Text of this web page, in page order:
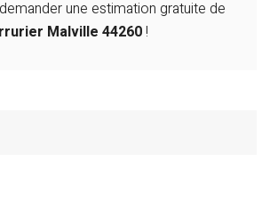
une estimation gratuite de
Malville 44260!